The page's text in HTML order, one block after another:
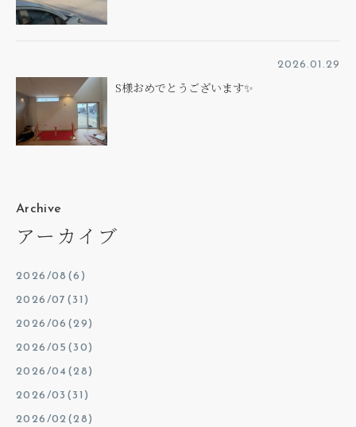
2026.01.29
S様おめでとうございます✨
Archive
アーカイブ
2026/08(6)
2026/07(31)
2026/06(29)
2026/05(30)
2026/04(28)
2026/03(31)
2026/02(28)